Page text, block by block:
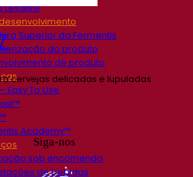
Lesaffre
Superior da Fermentis
do produto
de produto
Easy To Use
Academy™
sob encomenda
de bebidas
cervejas delicadas e lupuladas
Siga-nos